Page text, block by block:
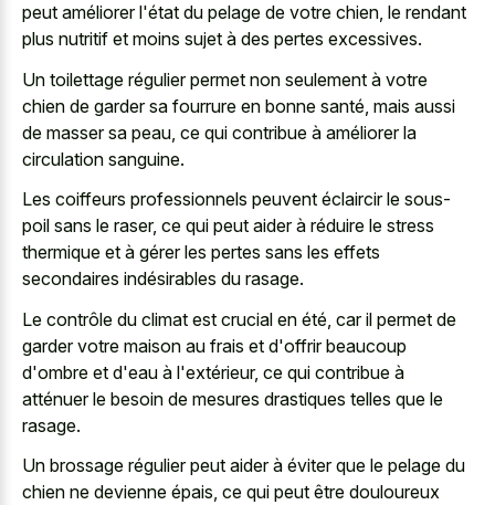
peut améliorer l'état du pelage de votre chien, le rendant
plus nutritif et moins sujet à des pertes excessives.
Un toilettage régulier permet non seulement à votre
chien de garder sa fourrure en bonne santé, mais aussi
de masser sa peau, ce qui contribue à améliorer la
circulation sanguine.
Les coiffeurs professionnels peuvent éclaircir le sous-
poil sans le raser, ce qui peut aider à réduire le stress
thermique et à gérer les pertes sans les effets
secondaires indésirables du rasage.
Le contrôle du climat est crucial en été, car il permet de
garder votre maison au frais et d'offrir beaucoup
d'ombre et d'eau à l'extérieur, ce qui contribue à
atténuer le besoin de mesures drastiques telles que le
rasage.
Un brossage régulier peut aider à éviter que le pelage du
chien ne devienne épais, ce qui peut être douloureux